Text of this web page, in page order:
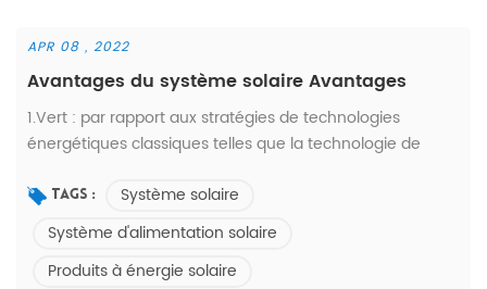
APR 08 , 2022
Avantages du système solaire Avantages
1.Vert : par rapport aux stratégies de technologies
énergétiques classiques telles que la technologie de
beaucoup plus respectueux de l'environnement et a
beaucoup moins d'impact sur l'environnement et la
société. 2. Avantage de valeur : à l'heure actuelle, la
valeur typique de la technologie solaire est d'environ 0,07
Tags :
Système solaire
Système d'alimentation solaire
Produits à énergie solaire